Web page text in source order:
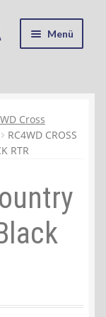
Menü
Cross
RC4WD CROSS
RTR